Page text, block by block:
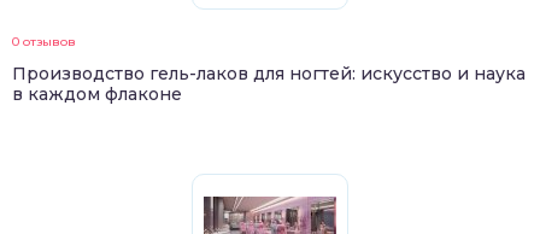
0 отзывов
Производство гель-лаков для ногтей: искусство и наука
в каждом флаконе